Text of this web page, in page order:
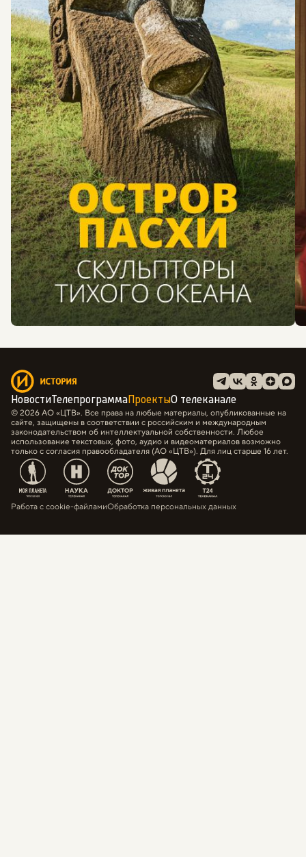
НовостиТелепрограммаПроектыО телеканале
© 2026 АО «ЦТВ». Все права на любые материалы, опубликованные на
сайте, защищены в соответствии с российским и международным
законодательством об интеллектуальной собственности. Любое
использование текстовых, фото, аудио и видеоматериалов возможно
только с согласия правообладателя (АО «ЦТВ»). Для лиц старше 16 лет.
Работа с cookie-файламиОбработка персональных данных